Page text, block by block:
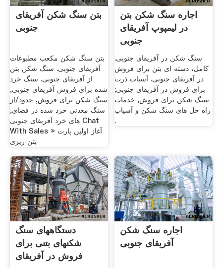
بتن سنگ شکن آفریقای
جنوبی
بتن سنگ شکن مکعب مطبوعات
آفریقای جنوبی. سنگ شکن بتن
از آفریقای جنوبی. سنگ خرد
شده برای فروش آفریقای جنوبی,
سنگ شکن برای فروش, حدود/از
سنگ معدنی خرد شده در فضای,
های خرد آفریقای جنوبی Chat
With Sales » آغاز اولین پارت
بتن ریزی
اجاره سنگ شکن بتن
در لیمپوپ آفریقای
جنوبی
سنگ شکن در آفریقای جنوبی.
کامل، دسته ای بتن برای فروش
در آفریقای جنوبی. آسیاب ذرت
برای فروش در آفریقای جنوبی;
سنگ شکن برای فروش, خدمات
راه حل های سنگ شکن و آسیاب
.
دستگاههای سنگ
شکنهای بتنی برای
فروش در آفریقای
اجاره سنگ شکن
آفریقای جنوبی